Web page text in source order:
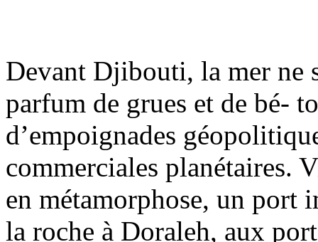
Devant Djibouti, la mer ne
parfum de grues et de bé-
d’empoignades
commerciales planétaires.
en métamorphose, un port
la roche à Doraleh, aux